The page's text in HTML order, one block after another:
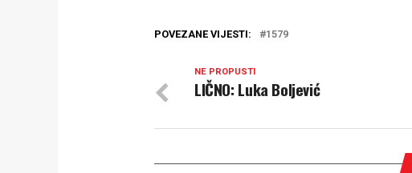
POVEZANE VIJESTI: 1579
NE PROPUSTI
LIČNO: Luka Boljević